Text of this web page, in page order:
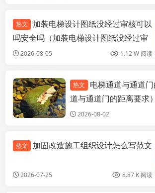
热文
加装电梯设计图纸没经过审核可以
吗安全吗（加装电梯设计图纸没经过审
核可以吗安全吗）
2026-08-05 1.12 W 阅读
钢结构网架设计
热文
电梯通道与通道
道与通道门的距离要求）
2026-08-02
热文 加固改造施工组织设计怎么写范文
2026-07-25 8.87 K 阅读